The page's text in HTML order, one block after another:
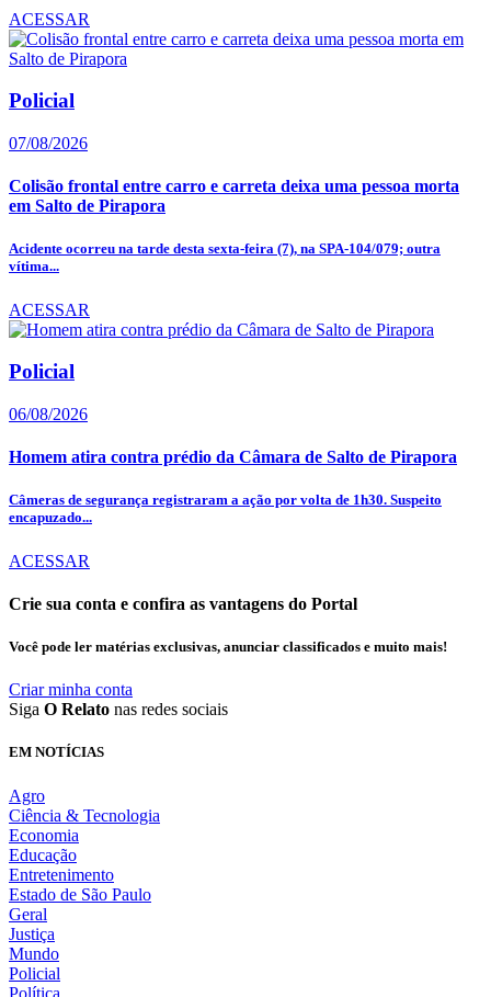
ACESSAR
Policial
07/08/2026
Colisão frontal entre carro e carreta deixa uma pessoa morta
em Salto de Pirapora
Acidente ocorreu na tarde desta sexta-feira (7), na SPA-104/079; outra
vítima...
ACESSAR
Policial
06/08/2026
Homem atira contra prédio da Câmara de Salto de Pirapora
Câmeras de segurança registraram a ação por volta de 1h30. Suspeito
encapuzado...
ACESSAR
Crie sua conta e confira as vantagens do Portal
Você pode ler matérias exclusivas, anunciar classificados e muito mais!
Criar minha conta
Siga O Relato nas redes sociais
EM NOTÍCIAS
Agro
Ciência & Tecnologia
Economia
Educação
Entretenimento
Estado de São Paulo
Geral
Justiça
Mundo
Policial
Política